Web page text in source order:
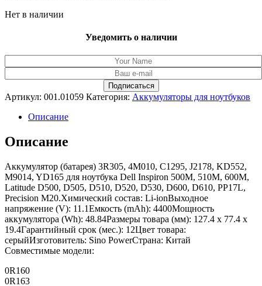
Нет в наличии
Уведомить о наличии
Артикул: 001.01059 Категория: Аккумуляторы для ноутбуков
Описание
Описание
Аккумулятор (батарея) 3R305, 4M010, C1295, J2178, KD552,
M9014, YD165 для ноутбука Dell Inspiron 500M, 510M, 600M,
Latitude D500, D505, D510, D520, D530, D600, D610, PP17L,
Precision M20.Химический состав: Li-ionВыходное
напряжение (V): 11.1Емкость (mAh): 4400Мощность
аккумулятора (Wh): 48.84Размеры товара (мм): 127.4 x 77.4 x
19.4Гарантийный срок (мес.): 12Цвет товара:
серыйИзготовитель: Sino PowerСтрана: Китай
Совместимые модели:
0R160
0R163